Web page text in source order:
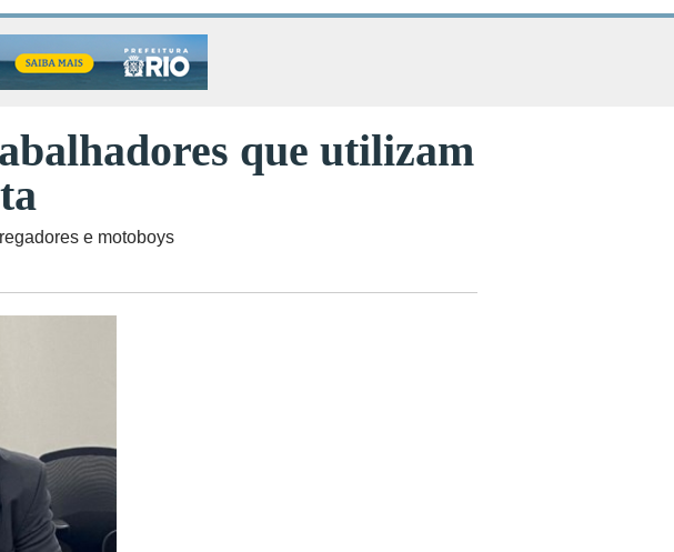
que utilizam
e motoboys